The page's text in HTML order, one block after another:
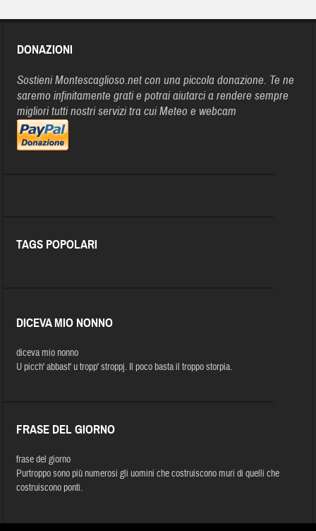
DONAZIONI
Sostieni Montescaglioso.net con una piccola donazione. Te ne
saremo infinitamente grati e potrai aiutarci a rendere sempre
migliori tutti nostri servizi tra cui Meteo e webcam
TAGS POPOLARI
DICEVA MIO NONNO
diceva mio nonno
U picch' abbast' u tropp' stroppj. Il poco basta il troppo storpia.
FRASE DEL GIORNO
frase del giorno
Purtroppo sono più numerosi gli uomini che costruiscono muri di quelli che
costruiscono ponti.